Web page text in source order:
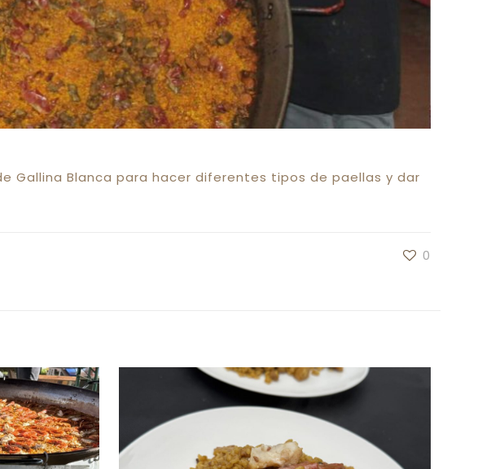
Gallina Blanca para hacer diferentes tipos de paellas y dar
0